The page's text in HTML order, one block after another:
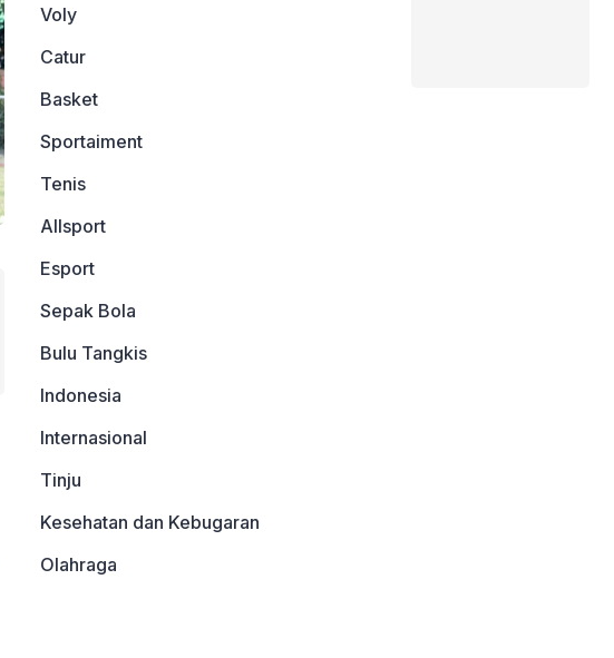
Voly
Catur
Basket
Sportaiment
Tenis
Allsport
Esport
Sepak Bola
Bulu Tangkis
Indonesia
Internasional
Tinju
Kesehatan dan Kebugaran
Olahraga